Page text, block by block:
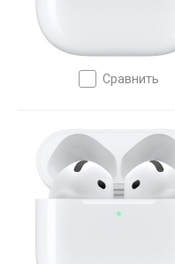
сравнить